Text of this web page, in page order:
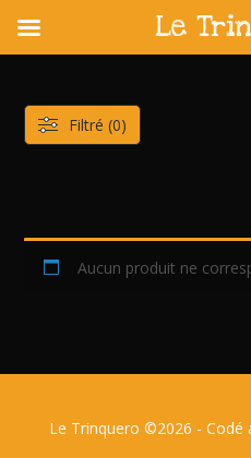
content
Aucun produit ne
Filtré (0)
Le Trinquero ©2026 - Codé
Le